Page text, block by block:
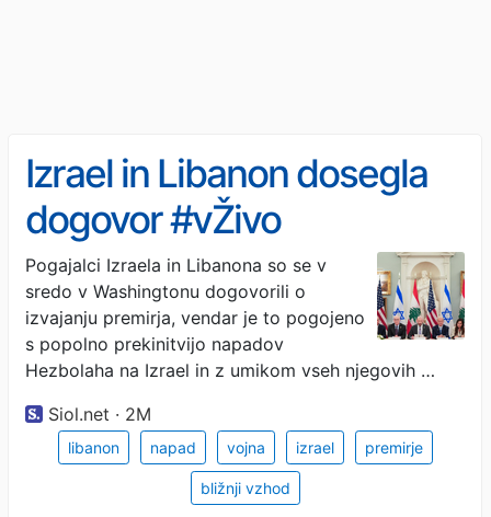
Izrael in Libanon dosegla
dogovor #vŽivo
Pogajalci Izraela in Libanona so se v
sredo v Washingtonu dogovorili o
izvajanju premirja, vendar je to pogojeno
s popolno prekinitvijo napadov
Hezbolaha na Izrael in z umikom vseh njegovih …
Siol.net · 2M
libanon napad vojna izrael premirje
bližnji vzhod